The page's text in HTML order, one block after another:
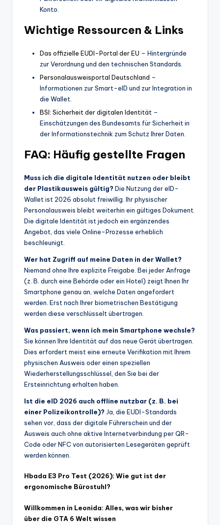
Konto.
Wichtige Ressourcen & Links
Das offizielle EUDI-Portal der EU – Hintergründe
zur Verordnung und den technischen Standards.
Personalausweisportal Deutschland –
Informationen zur Smart-eID und zur Integration in
die Wallet.
BSI: Sicherheit der digitalen Identität –
Einschätzungen des Bundesamts für Sicherheit in
der Informationstechnik zum Schutz Ihrer Daten.
FAQ: Häufig gestellte Fragen
Muss ich die digitale Identität nutzen oder bleibt
der Plastikausweis gültig? Die Nutzung der eID-
Wallet ist 2026 absolut freiwillig. Ihr physischer
Personalausweis bleibt weiterhin ein gültiges Dokument.
Die digitale Identität ist jedoch ein ergänzendes
Angebot, das viele Online-Prozesse erheblich
beschleunigt.
Wer hat Zugriff auf meine Daten in der Wallet?
Niemand ohne Ihre explizite Freigabe. Bei jeder Anfrage
(z. B. durch eine Behörde oder ein Hotel) zeigt Ihnen Ihr
Smartphone genau an, welche Daten angefordert
werden. Erst nach Ihrer biometrischen Bestätigung
werden diese verschlüsselt übertragen.
Was passiert, wenn ich mein Smartphone wechsle?
Sie können Ihre Identität auf das neue Gerät übertragen.
Dies erfordert meist eine erneute Verifikation mit Ihrem
physischen Ausweis oder einen speziellen
Wiederherstellungsschlüssel, den Sie bei der
Ersteinrichtung erhalten haben.
Ist die eID 2026 auch offline nutzbar (z. B. bei
einer Polizeikontrolle)? Ja, die EUDI-Standards
sehen vor, dass der digitale Führerschein und der
Ausweis auch ohne aktive Internetverbindung per QR-
Code oder NFC von autorisierten Lesegeräten geprüft
werden können.
Hbada E3 Pro Test (2026): Wie gut ist der
ergonomische Bürostuhl?
Willkommen in Leonida: Alles, was wir bisher
über die GTA 6 Welt wissen